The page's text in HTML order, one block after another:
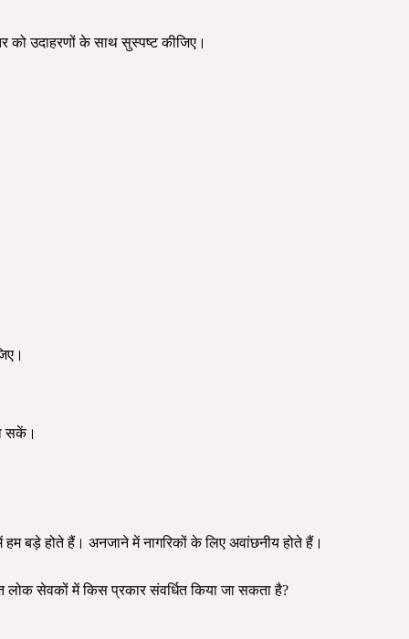
को उदाहरणों के साथ सुस्पष्ट कीजिए।
सकें।
हम बड़े होते हैं। अनजाने में नागरिकों के लिए अवांछनीय होते हैं।
सेवकों में किस प्रकार संवर्धित किया जा सकता है?